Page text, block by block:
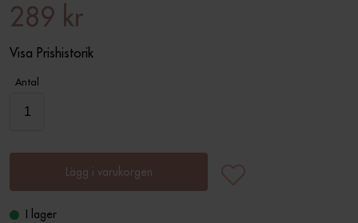
289 kr
Visa Prishistorik
Antal
Lägg i varukorgen
I lager